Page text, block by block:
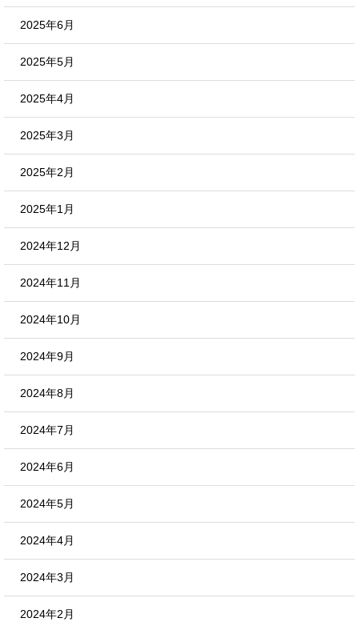
2025年6月
2025年5月
2025年4月
2025年3月
2025年2月
2025年1月
2024年12月
2024年11月
2024年10月
2024年9月
2024年8月
2024年7月
2024年6月
2024年5月
2024年4月
2024年3月
2024年2月